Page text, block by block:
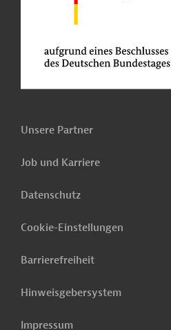
Unsere Partner
Job und Karriere
Datenschutz
Cookie-Einstellungen
Barrierefreiheit
Hinweisgebersystem
Impressum